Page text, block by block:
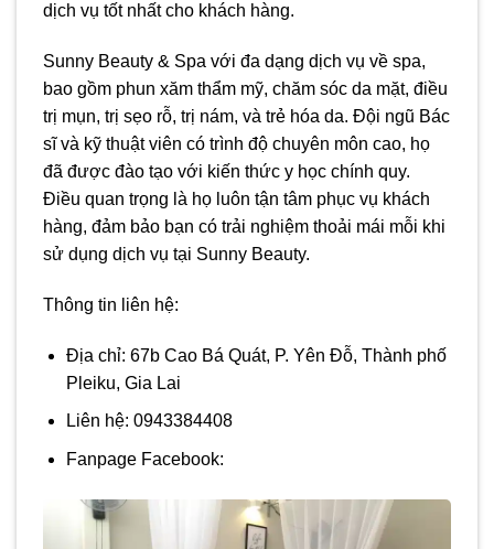
dịch vụ tốt nhất cho khách hàng.
Sunny Beauty & Spa với đa dạng dịch vụ về spa,
bao gồm phun xăm thẩm mỹ, chăm sóc da mặt, điều
trị mụn, trị sẹo rỗ, trị nám, và trẻ hóa da. Đội ngũ Bác
sĩ và kỹ thuật viên có trình độ chuyên môn cao, họ
đã được đào tạo với kiến thức y học chính quy.
Điều quan trọng là họ luôn tận tâm phục vụ khách
hàng, đảm bảo bạn có trải nghiệm thoải mái mỗi khi
sử dụng dịch vụ tại Sunny Beauty.
Thông tin liên hệ:
Địa chỉ: 67b Cao Bá Quát, P. Yên Đỗ, Thành phố
Pleiku, Gia Lai
Liên hệ: 0943384408
Fanpage Facebook: